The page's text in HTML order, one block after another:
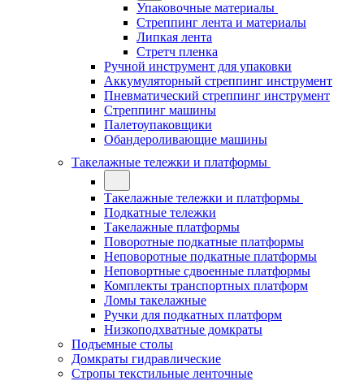
Упаковочные материалы
Стреппинг лента и материалы
Липкая лента
Стретч пленка
Ручной инструмент для упаковки
Аккумуляторный стреппинг инструмент
Пневматический стреппинг инструмент
Стреппинг машины
Палетоупаковщики
Обандероливающие машины
Такелажные тележки и платформы
Такелажные тележки и платформы
Подкатные тележки
Такелажные платформы
Поворотные подкатные платформы
Неповоротные подкатные платформы
Неповортные сдвоенные платформы
Комплекты транспортных платформ
Ломы такелажные
Ручки для подкатных платформ
Низкоподхватные домкраты
Подъемные столы
Домкраты гидравлические
Стропы текстильные ленточные